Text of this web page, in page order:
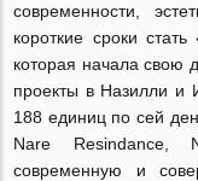
современности,
короткие сроки
которая начала свою
проекты в Назилли и
188 единиц по сей
Nare Resindance,
современную и